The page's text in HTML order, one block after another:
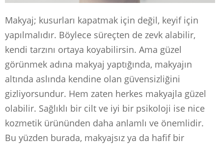
Makyaj; kusurları kapatmak için değil, keyif için
yapılmalıdır. Böylece süreçten de zevk alabilir,
kendi tarzını ortaya koyabilirsin. Ama güzel
görünmek adına makyaj yaptığında, makyajın
altında aslında kendine olan güvensizliğini
gizliyorsundur. Hem zaten herkes makyajla güzel
olabilir. Sağlıklı bir cilt ve iyi bir psikoloji ise nice
kozmetik ürününden daha anlamlı ve önemlidir.
Bu yüzden burada, makyajsız ya da hafif bir